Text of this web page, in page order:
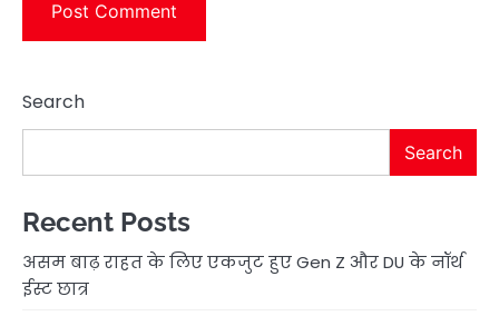
Search
Search
Recent Posts
असम बाढ़ राहत के लिए एकजुट हुए Gen Z और DU के नॉर्थ
ईस्ट छात्र